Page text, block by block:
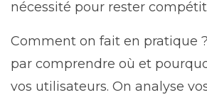
nécessité pour rester
Comment on fait en pratique
par comprendre où et
vos utilisateurs. On analyse